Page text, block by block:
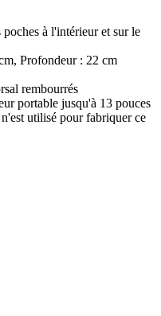
à l'intérieur et sur le
Profondeur : 22 cm
rembourrés
portable jusqu'à 13 pouces
utilisé pour fabriquer ce